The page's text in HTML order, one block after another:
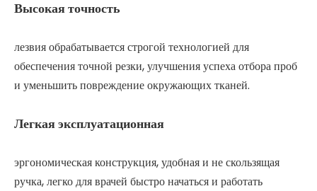
Высокая точность
лезвия обрабатывается строгой технологией для
обеспечения точной резки, улучшения успеха отбора проб
и уменьшить повреждение окружающих тканей.
Легкая эксплуатационная
эргономическая конструкция, удобная и не скользящая
ручка, легко для врачей быстро начаться и работать